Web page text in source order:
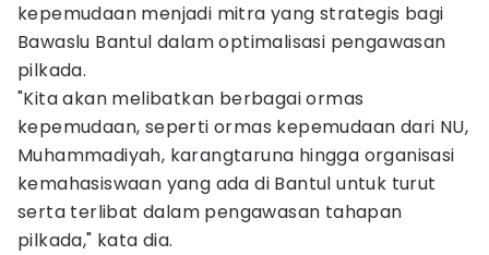
kepemudaan menjadi mitra yang strategis bagi
Bawaslu Bantul dalam optimalisasi pengawasan
pilkada.
"Kita akan melibatkan berbagai ormas
kepemudaan, seperti ormas kepemudaan dari NU,
Muhammadiyah, karangtaruna hingga organisasi
kemahasiswaan yang ada di Bantul untuk turut
serta terlibat dalam pengawasan tahapan
pilkada," kata dia.